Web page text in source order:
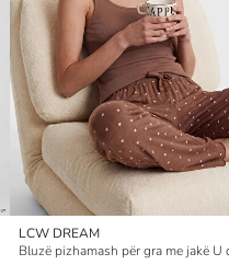
LCW DREAM